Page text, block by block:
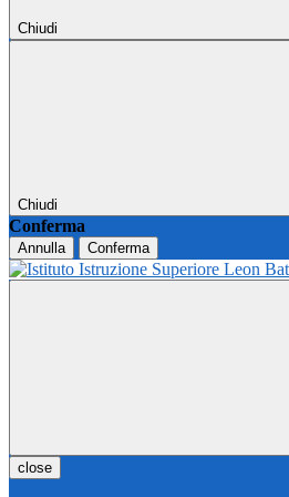
Chiudi
Chiudi
Conferma
Annulla Conferma
close